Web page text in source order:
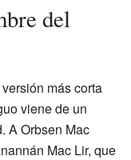
del
más corta
viene de un
A Orbsen Mac
Mac Lir, que